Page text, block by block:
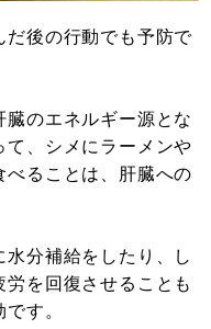
だ後の行動でも予防で
のエネルギー源とな
て、シメにラーメンや
ることは、肝臓への
分補給をしたり、し
を回復させることも
す。